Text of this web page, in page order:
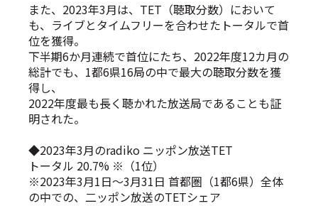
また、2023年3月は、TET（聴取分数）において
も、ライブとタイムフリーを合わせたトータルで首
位を獲得。
下半期6か月連続で首位にたち、2022年度12カ月の
総計でも、1都6県16局の中で最大の聴取分数を獲
得し、
2022年度最も長く聴かれた放送局であることも証
明された。
◆2023年3月のradiko ニッポン放送TET
トータル 20.7% ※（1位）
※2023年3月1日～3月31日 首都圏（1都6県）全体
の中での、二ッポン放送のTETシェア